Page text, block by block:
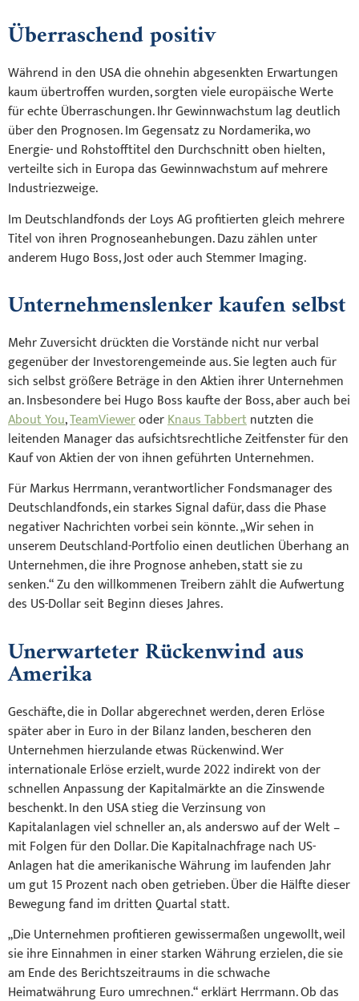
Überraschend positiv
Während in den USA die ohnehin abgesenkten Erwartungen
kaum übertroffen wurden, sorgten viele europäische Werte
für echte Überraschungen. Ihr Gewinnwachstum lag deutlich
über den Prognosen. Im Gegensatz zu Nordamerika, wo
Energie- und Rohstofftitel den Durchschnitt oben hielten,
verteilte sich in Europa das Gewinnwachstum auf mehrere
Industriezweige.
Im Deutschlandfonds der Loys AG profitierten gleich mehrere
Titel von ihren Prognoseanhebungen. Dazu zählen unter
anderem Hugo Boss, Jost oder auch Stemmer Imaging.
Unternehmenslenker kaufen selbst
Mehr Zuversicht drückten die Vorstände nicht nur verbal
gegenüber der Investorengemeinde aus. Sie legten auch für
sich selbst größere Beträge in den Aktien ihrer Unternehmen
an. Insbesondere bei Hugo Boss kaufte der Boss, aber auch bei
About You,TeamVieweroderKnaus Tabbertnutzten die
leitenden Manager das aufsichtsrechtliche Zeitfenster für den
Kauf von Aktien der von ihnen geführten Unternehmen.
Für Markus Herrmann, verantwortlicher Fondsmanager des
Deutschlandfonds, ein starkes Signal dafür, dass die Phase
negativer Nachrichten vorbei sein könnte. „Wir sehen in
unserem Deutschland-Portfolio einen deutlichen Überhang an
Unternehmen, die ihre Prognose anheben, statt sie zu
senken.“ Zu den willkommenen Treibern zählt die Aufwertung
des US-Dollar seit Beginn dieses Jahres.
Unerwarteter Rückenwind aus
Amerika
Geschäfte, die in Dollar abgerechnet werden, deren Erlöse
später aber in Euro in der Bilanz landen, bescheren den
Unternehmen hierzulande etwas Rückenwind. Wer
internationale Erlöse erzielt, wurde 2022 indirekt von der
schnellen Anpassung der Kapitalmärkte an die Zinswende
beschenkt. In den USA stieg die Verzinsung von
Kapitalanlagen viel schneller an, als anderswo auf der Welt –
mit Folgen für den Dollar. Die Kapitalnachfrage nach US-
Anlagen hat die amerikanische Währung im laufenden Jahr
um gut 15 Prozent nach oben getrieben. Über die Hälfte dieser
Bewegung fand im dritten Quartal statt.
„Die Unternehmen profitieren gewissermaßen ungewollt, weil
sie ihre Einnahmen in einer starken Währung erzielen, die sie
am Ende des Berichtszeitraums in die schwache
Heimatwährung Euro umrechnen.“ erklärt Herrmann. Ob das